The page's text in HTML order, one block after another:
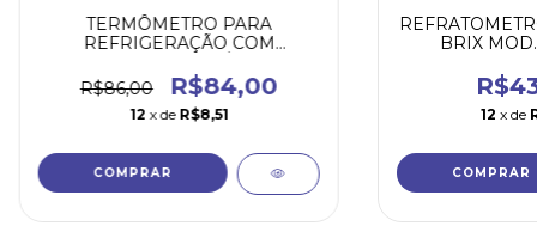
TERMÔMETRO PARA
REFRIGERAÇÃO COM
-40+50:1°C / 300MM
R$86,00 R$84,00
12 x de R$8,51
BRIX
12 x de